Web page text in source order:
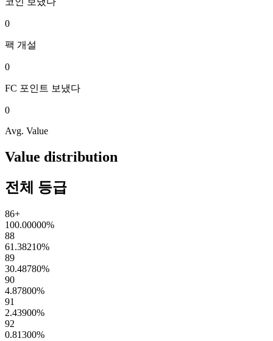
0
팩 개설
0
FC 포인트 보냈다
0
Avg. Value
Value distribution
전체 등급
86+
100.00000%
88
61.38210%
89
30.48780%
90
4.87800%
91
2.43900%
92
0.81300%